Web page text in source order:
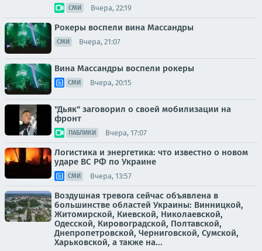
СМИ Вчера, 22:19
Рокеры воспели вина Массандры
СМИ Вчера, 21:07
Вина Массандры воспели рокеры
СМИ Вчера, 20:15
"Дьяк" заговорил о своей мобилизации на
фронт
ПАБЛИКИ Вчера, 17:07
Логистика и энергетика: что известно о новом
ударе ВС РФ по Украине
СМИ Вчера, 13:57
Воздушная тревога сейчас объявлена в
большинстве областей Украины: Винницкой,
Житомирской, Киевской, Николаевской,
Одесской, Кировоградской, Полтавской,
Днепропетровской, Черниговской, Сумской,
Харьковской, а также на...